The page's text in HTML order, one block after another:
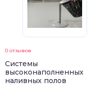
0 отзывов
Системы
высоконаполненных
наливных полов